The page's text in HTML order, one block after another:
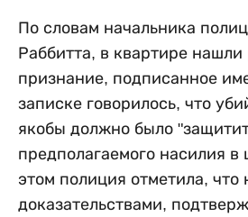
По словам начальника
Раббитта, в квартире
признание, подписанное
записке говорилось, что
якобы должно было
предполагаемого насилия
этом полиция отметила, что
доказательствами,